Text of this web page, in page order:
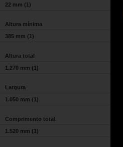
22 mm (1)
Altura mínima
385 mm (1)
Altura total
1.270 mm (1)
Largura
1.050 mm (1)
Comprimento total.
1.520 mm (1)